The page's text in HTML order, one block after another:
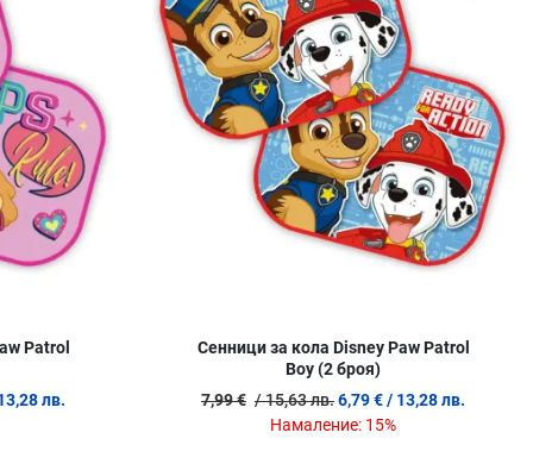
Patrol
лв.
Сенници за кола Disney Paw Patrol
Boy (2 броя)
7,99 € / 15,63 лв.6,79 €/ 13,28 лв.
Намаление: 15%